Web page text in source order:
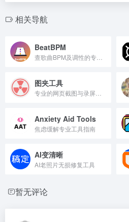
相关导航
BeatBPM
图夹工具
Anxiety Aid Tools
焦虑缓解专业工具指南
AI变清晰
AI老照片无损修复工具
暂无评论